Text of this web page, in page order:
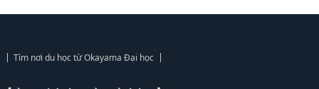
Tìm nơi du học từ Okayama Đại học